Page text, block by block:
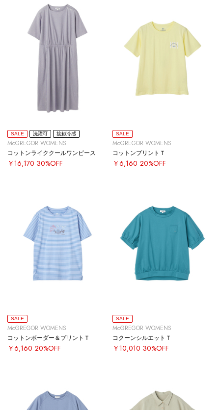
SALE 洗濯可 接触冷感
McGREGOR WOMENS
コットンライククールワンピース
￥16,170 30%OFF
SALE
McGREGOR WOMENS
コットンプリントＴ
￥6,160 20%OFF
SALE
McGREGOR WOMENS
コットンボーダー＆プリントＴ
￥6,160 20%OFF
SALE
McGREGOR WOMENS
コクーンシルエットＴ
￥10,010 30%OFF